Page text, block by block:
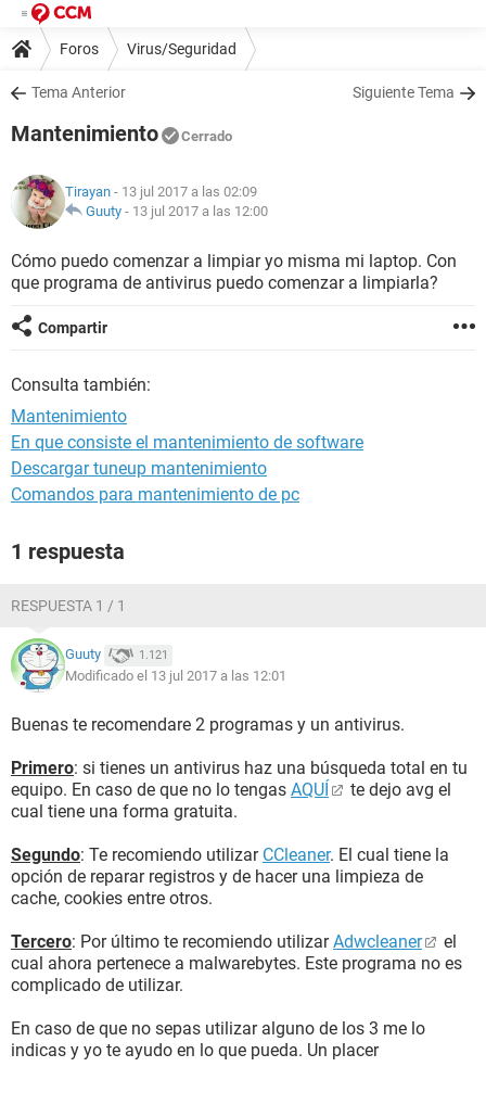
Foros Virus/Seguridad
Tema Anterior Siguiente Tema
Mantenimiento Cerrado
Tirayan - 13 jul 2017 a las 02:09
Guuty - 13 jul 2017 a las 12:00
Cómo puedo comenzar a limpiar yo misma mi laptop. Con
que programa de antivirus puedo comenzar a limpiarla?
Compartir
Consulta también:
Mantenimiento
En que consiste el mantenimiento de software
Descargar tuneup mantenimiento
Comandos para mantenimiento de pc
1 respuesta
RESPUESTA 1 / 1
Guuty 1.121
Modificado el 13 jul 2017 a las 12:01
Buenas te recomendare 2 programas y un antivirus.
Primero: si tienes un antivirus haz una búsqueda total en tu
equipo. En caso de que no lo tengas AQUÍ
te dejo avg el
cual tiene una forma gratuita.
Segundo: Te recomiendo utilizar CCleaner. El cual tiene la
opción de reparar registros y de hacer una limpieza de
cache, cookies entre otros.
Tercero: Por último te recomiendo utilizarAdwcleaner
el
cual ahora pertenece a malwarebytes. Este programa no es
complicado de utilizar.
En caso de que no sepas utilizar alguno de los 3 me lo
indicas y yo te ayudo en lo que pueda. Un placer